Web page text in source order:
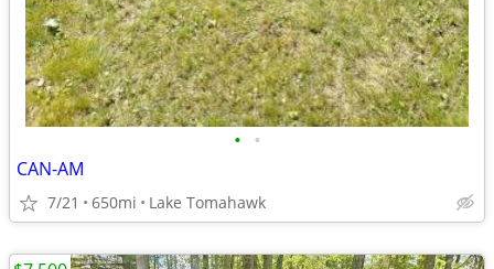
• •
CAN-AM
7/21 650mi Lake Tomahawk